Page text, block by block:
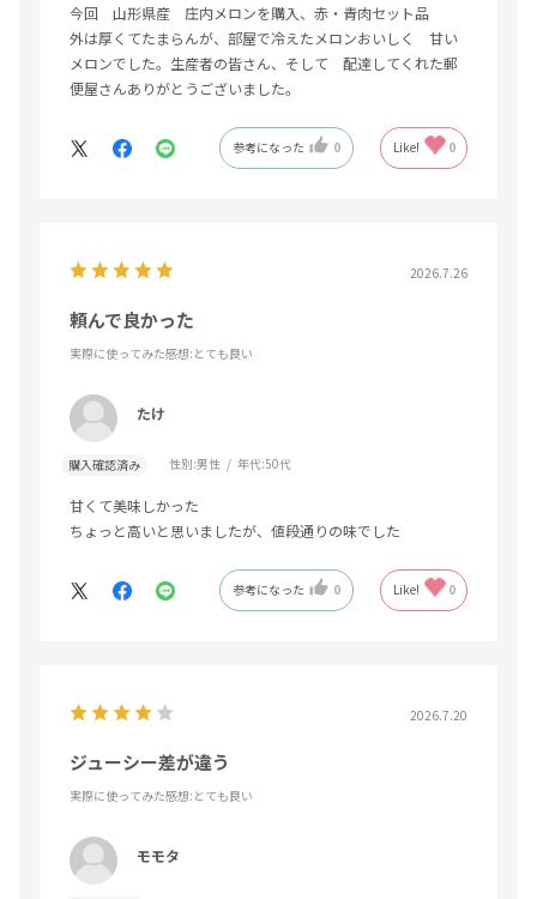
今回 山形県産 庄内メロンを購入、赤・青肉セット品
外は厚くてたまらんが、部屋で冷えたメロンおいしく 甘い
メロンでした。生産者の皆さん、そして 配達してくれた郵
便屋さんありがとうございました。
参考になった 0 Like! 0
2026.7.26
頼んで良かった
実際に使ってみた感想:とても良い
たけ
購入確認済み 性別:男性 年代:50代
甘くて美味しかった
ちょっと高いと思いましたが、値段通りの味でした
参考になった 0 Like! 0
2026.7.20
ジューシー差が違う
実際に使ってみた感想:とても良い
モモタ